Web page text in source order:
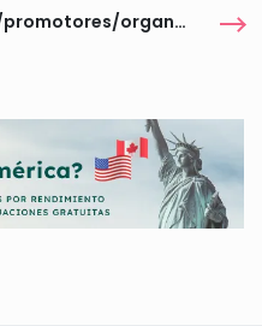
https://www.uclm.es/global/promotores/organos-de-gobierno/vicerrectorado-de-estudiantes-y-responsabilidad-social/convocatorias-nuevas/2026-uclm-rural